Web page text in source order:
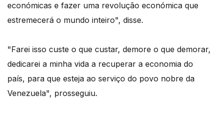
económicas e fazer uma revolução económica que
estremecerá o mundo inteiro", disse.
"Farei isso custe o que custar, demore o que demorar,
dedicarei a minha vida a recuperar a economia do
país, para que esteja ao serviço do povo nobre da
Venezuela", prosseguiu.